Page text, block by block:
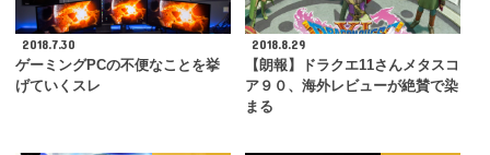
2018.7.30
ゲーミングPCの不便なことを挙
げていくスレ
2018.8.29
【朗報】ドラクエ11さんメタスコ
ア９０、海外レビューが絶賛で染
まる